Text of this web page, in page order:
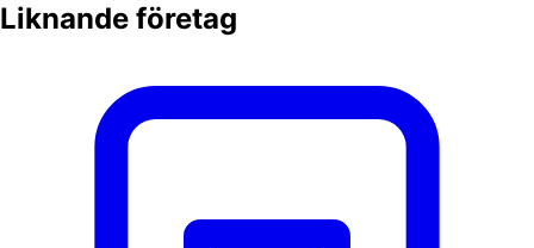
Liknande företag